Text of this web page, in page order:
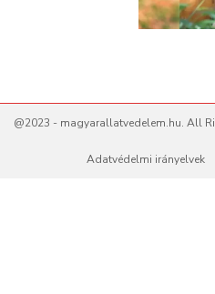
@2023 - magyarallatvedelem.hu. All
Adatvédelmi irányelvek